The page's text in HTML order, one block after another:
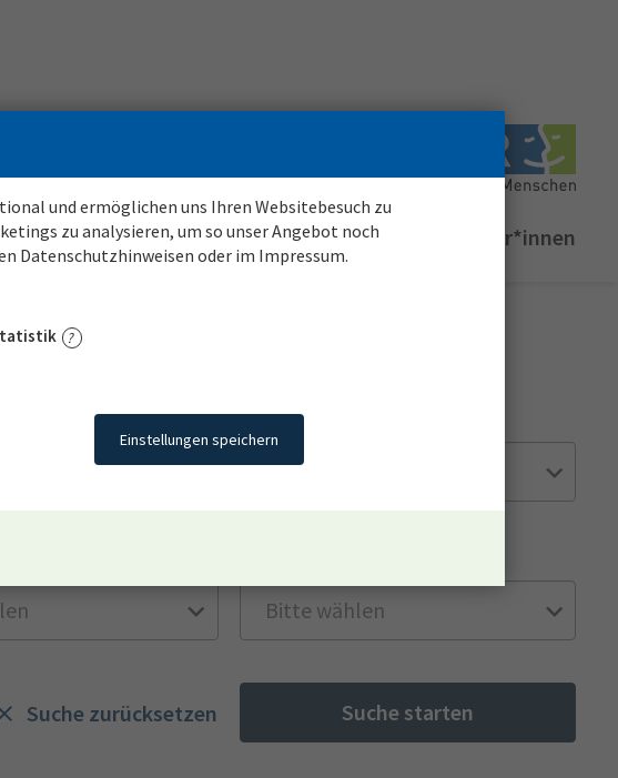
Login fürregistrierte Bewerber*innen
und ermöglichen uns Ihren Websitebesuch zu
zu analysieren, um so unser Angebot noch
Datenschutzhinweisen oder im Impressum.
Einstellungen speichern
Einsatzstelle
Suche starten
Suche zurücksetzen